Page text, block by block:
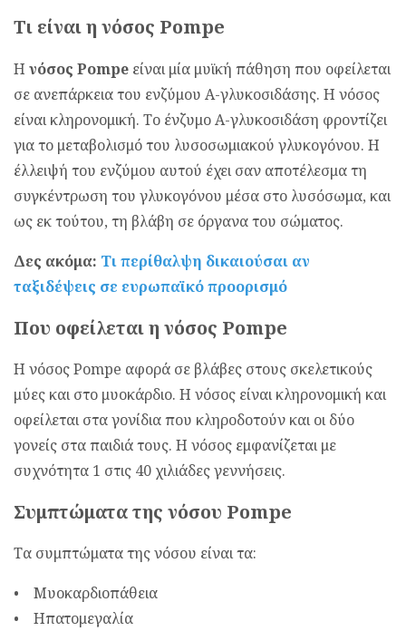
Τι είναι η νόσος Pompe
Η νόσος Pompe είναι μία μυϊκή πάθηση που οφείλεται
σε ανεπάρκεια του ενζύμου Α-γλυκοσιδάσης. Η νόσος
είναι κληρονομική. Το ένζυμο Α-γλυκοσιδάση φροντίζει
για το μεταβολισμό του λυσοσωμιακού γλυκογόνου. Η
έλλειψή του ενζύμου αυτού έχει σαν αποτέλεσμα τη
συγκέντρωση του γλυκογόνου μέσα στο λυσόσωμα, και
ως εκ τούτου, τη βλάβη σε όργανα του σώματος.
Δες ακόμα: Τι περίθαλψη δικαιούσαι αν
ταξιδέψεις σε ευρωπαϊκό προορισμό
Που οφείλεται η νόσος Pompe
Η νόσος Pompe αφορά σε βλάβες στους σκελετικούς
μύες και στο μυοκάρδιο. Η νόσος είναι κληρονομική και
οφείλεται στα γονίδια που κληροδοτούν και οι δύο
γονείς στα παιδιά τους. Η νόσος εμφανίζεται με
συχνότητα 1 στις 40 χιλιάδες γεννήσεις.
Συμπτώματα της νόσου Pompe
Τα συμπτώματα της νόσου είναι τα:
• Μυοκαρδιοπάθεια
• Ηπατομεγαλία